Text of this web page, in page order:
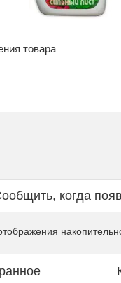
товара
когда